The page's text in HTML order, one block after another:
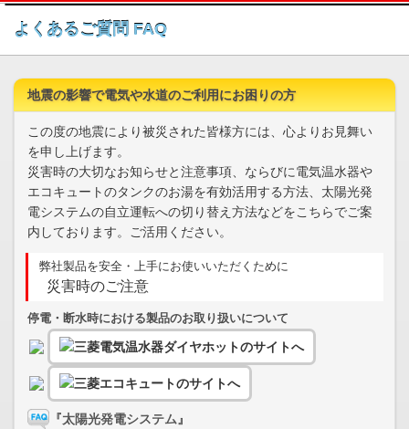
このページの本文へ
よくあるご質問 FAQ
地震の影響で電気や水道のご利用にお困りの方
この度の地震により被災された皆様方には、心よりお見舞い
を申し上げます。
災害時の大切なお知らせと注意事項、ならびに電気温水器や
エコキュートのタンクのお湯を有効活用する方法、太陽光発
電システムの自立運転への切り替え方法などをこちらでご案
内しております。ご活用ください。
弊社製品を安全・上手にお使いいただくために
災害時のご注意
停電・断水時における製品のお取り扱いについて
『太陽光発電システム』